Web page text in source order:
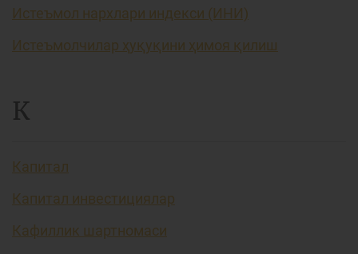
Истеъмол нархлари индекси (ИНИ)
Истеъмолчилар ҳуқуқини ҳимоя қилиш
К
Капитал
Капитал инвестициялар
Кафиллик шартномаси